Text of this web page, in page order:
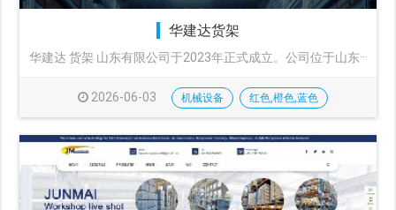
华建达货架
华建达 货架 山东有限公司于2023年正式成立。公司位于山东···
2026-06-03 机械设备 红色,橙色,蓝色